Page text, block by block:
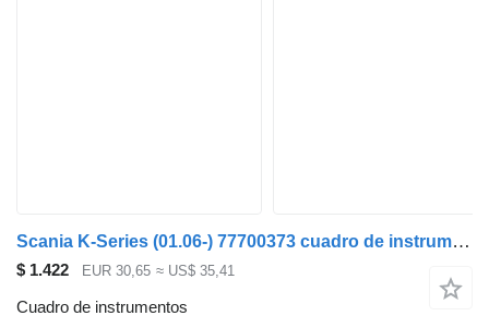
Scania K-Series (01.06-) 77700373 cuadro de instrumentos para Scania K,N,F-series bus (2006-) autobús
$ 1.422 EUR 30,65 ≈ US$ 35,41
Cuadro de instrumentos